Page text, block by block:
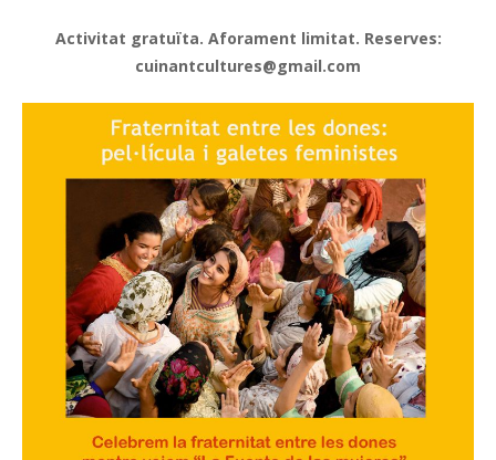
Activitat gratuïta. Aforament limitat. Reserves:
cuinantcultures@gmail.com